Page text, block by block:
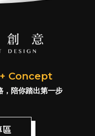
Concept
，陪你踏出第一步
區